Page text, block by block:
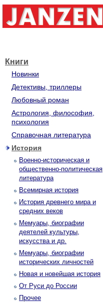
Книги
Новинки
Детективы, триллеры
Любовный роман
Астрология, философия,
психология
Справочная литература
История
Военно-историческая и
общественно-политическая
литература
Всемирная история
История древнего мира и
средних веков
Мемуары, биографии
деятелей культуры,
искусства и др.
Мемуары, биографии
исторических личностей
Новая и новейшая история
От Руси до России
Прочее